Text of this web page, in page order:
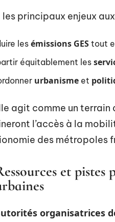
principaux enjeux
les émissions GES tout
équitablement les
urbanisme et
agit comme un terrain
l’accès à la
des métropoles
et pistes
organisatrices